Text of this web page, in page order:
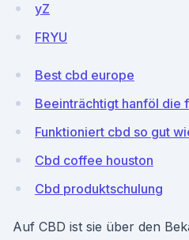
yZ
FRYU
Best cbd europe
Beeinträchtigt hanföl die
Funktioniert cbd so gut
Cbd coffee houston
Cbd produktschulung
Auf CBD ist sie über den